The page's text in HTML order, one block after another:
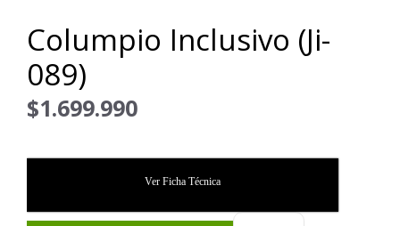
Columpio Inclusivo (Ji-
089)
$1.699.990
Ver Ficha Técnica